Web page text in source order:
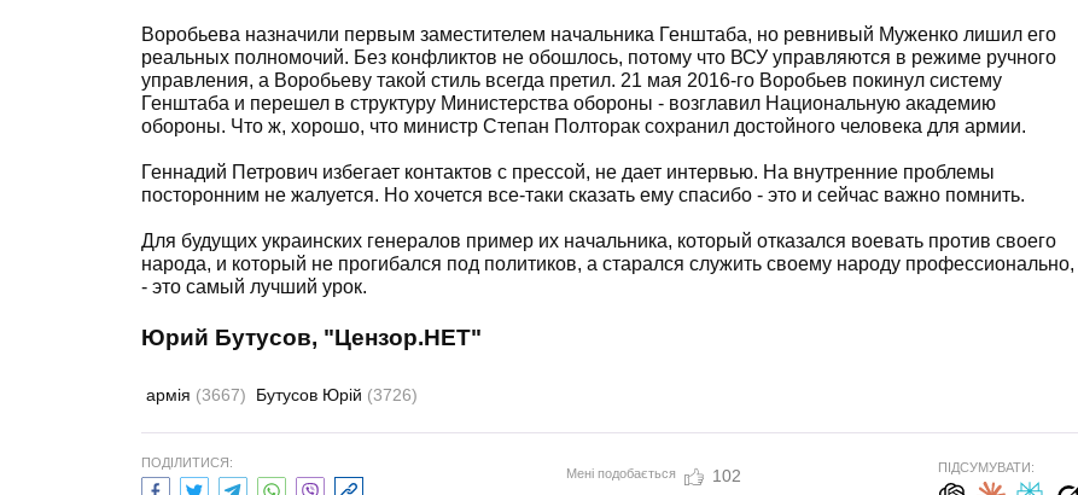
Воробьева назначили первым заместителем начальника Генштаба, но ревнивый Муженко лишил его
реальных полномочий. Без конфликтов не обошлось, потому что ВСУ управляются в режиме ручного
управления, а Воробьеву такой стиль всегда претил. 21 мая 2016-го Воробьев покинул систему
Генштаба и перешел в структуру Министерства обороны - возглавил Национальную академию
обороны. Что ж, хорошо, что министр Степан Полторак сохранил достойного человека для армии.
Геннадий Петрович избегает контактов с прессой, не дает интервью. На внутренние проблемы
посторонним не жалуется. Но хочется все-таки сказать ему спасибо - это и сейчас важно помнить.
Для будущих украинских генералов пример их начальника, который отказался воевать против своего
народа, и который не прогибался под политиков, а старался служить своему народу профессионально,
- это самый лучший урок.
Юрий Бутусов, "Цензор.НЕТ"
армія (3667) Бутусов Юрій (3726)
ПОДІЛИТИСЯ:
Мені подобається 102 ПІДСУМУВАТИ: